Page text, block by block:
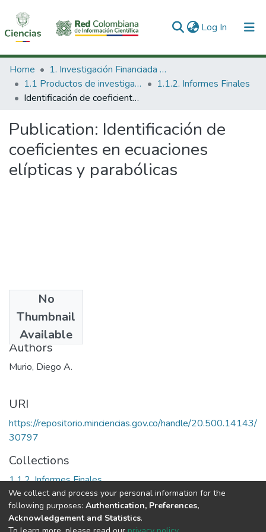
Log In (current)
Communities & Collections
All of DSpace
Home
1. Investigación Financiada con Recursos Públicos
1.1 Productos de investigación
1.1.2. Informes Finales
Identificación de coeficientes en ecuaciones elípticas y parabólicas
Publication: Identificación de
coeficientes en ecuaciones
elípticas y parabólicas
No
Thumbnail
Available
1997
Authors
Murio, Diego A.
URI
https://repositorio.minciencias.gov.co/handle/20.500.14143/
30797
Collections
1.1.2. Informes Finales
Full item page
We collect and process your personal information for the
following purposes: Authentication, Preferences,
Acknowledgement and Statistics.